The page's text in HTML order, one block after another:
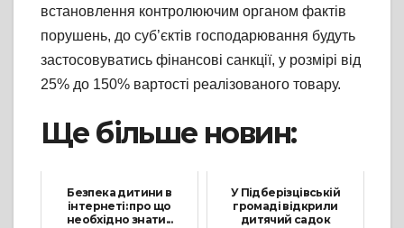
встановлення контролюючим органом фактів
порушень, до суб’єктів господарювання будуть
застосовуватись фінансові санкції, у розмірі від
25% до 150% вартості реалізованого товару.
Ще більше новин:
Безпека дитини в
інтернеті: про що
необхідно знати...
У Підберізцівській
громаді відкрили
дитячий садок